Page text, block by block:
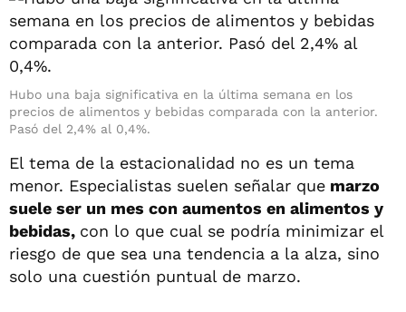
Hubo una baja significativa en la última semana en los
precios de alimentos y bebidas comparada con la anterior.
Pasó del 2,4% al 0,4%.
El tema de la estacionalidad no es un tema
menor. Especialistas suelen señalar que marzo
suele ser un mes con aumentos en alimentos y
bebidas, con lo que cual se podría minimizar el
riesgo de que sea una tendencia a la alza, sino
solo una cuestión puntual de marzo.